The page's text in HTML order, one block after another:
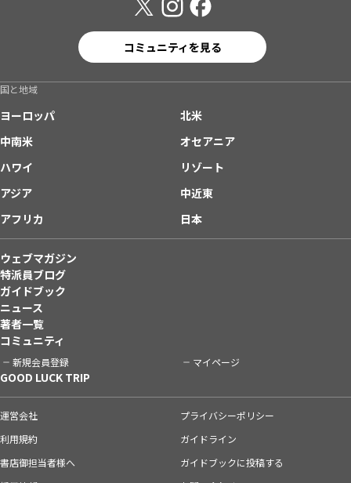
コミュニティを見る
国と地域
ヨーロッパ
北米
中南米
オセアニア
ハワイ
リゾート
アジア
中近東
アフリカ
日本
ウェブマガジン
特派員ブログ
ガイドブック
ニュース
著者一覧
コミュニティ
新規会員登録 マイページ
GOOD LUCK TRIP
運営会社
プライバシーポリシー
利用規約
ガイドライン
書店御担当者様へ
ガイドブックに投稿する